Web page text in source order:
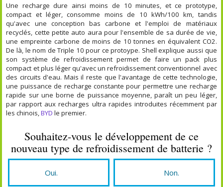
Une recharge dure ainsi moins de 10 minutes, et ce prototype,
compact et léger, consomme moins de 10 kWh/100 km, tandis
qu'avec une conception bas carbone et l'emploi de matériaux
recyclés, cette petite auto aura pour l'ensemble de sa durée de vie,
une empreinte carbone de moins de 10 tonnes en équivalent CO2.
De là, le nom de Triple 10 pour ce protoype. Shell explique aussi que
son système de refroidissement permet de faire un pack plus
compact et plus léger qu'avec un refroidissement conventionnel avec
des circuits d'eau. Mais il reste que l'avantage de cette technologie,
une puissance de recharge constante pour permettre une recharge
rapide sur une borne de puissance moyenne, paraît un peu léger,
par rapport aux recharges ultra rapides introduites récemment par
les chinois,BYD le premier.
Souhaitez-vous le développement de ce
nouveau type de refroidissement de batterie ?
Oui. Non.